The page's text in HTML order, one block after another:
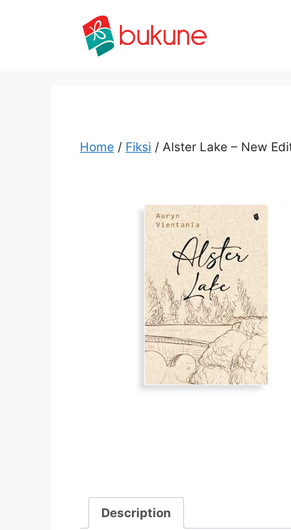
Home / Fiksi / Alster Lake – New
Description